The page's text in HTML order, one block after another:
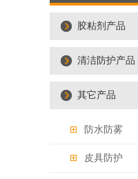
胶粘剂产品
清洁防护产品
其它产品
防水防雾
皮具防护